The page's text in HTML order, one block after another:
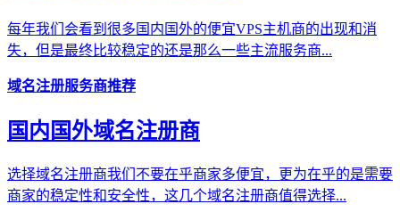
每年我们会看到很多国内国外的便宜VPS主机商的出现和消
失，但是最终比较稳定的还是那么一些主流服务商...
域名注册服务商推荐
国内国外域名注册商
选择域名注册商我们不要在乎商家多便宜，更为在乎的是需要
商家的稳定性和安全性，这几个域名注册商值得选择...